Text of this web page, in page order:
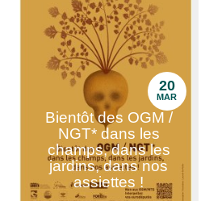
20
MAR
Bientôt des OGM /
NGT* dans les
champs, dans les
jardins, dans nos
assiettes !